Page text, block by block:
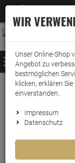
Jetzt für den Newsletter
MENÜ
Weiter einkaufen
WC-Reiniger
Dr.
Dr.
WIR
Unser Online-Shop
Angebot zu
bestmöglichen
klicken, erklären
einverstanden.
Impressum
Datenschutz